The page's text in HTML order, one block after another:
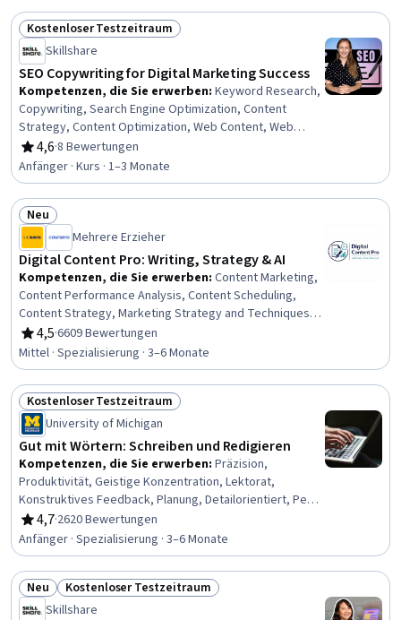
Brand Awareness, Artificial Intelligence, Search Engine
Optimization, Machine Learning
Status: Kostenloser Testzeitraum
Kostenloser Testzeitraum
Skillshare
SEO Copywriting for Digital Marketing Success
Kompetenzen, die Sie erwerben: Keyword Research,
Copywriting, Search Engine Optimization, Content
Strategy, Content Optimization, Web Content, Web
Analytics and SEO, Content Development and
Management, Blogs, Content Management, Content
Creation, Writing and Editing, Maintainability, Writing,
Content Marketing, Editing, Driving engagement
4,6
Bewertung, 4,6 von 5 Sternen
·8 Bewertungen
Anfänger · Kurs · 1–3 Monate
Status: Neu
Neu
Mehrere Erzieher
Digital Content Pro: Writing, Strategy & AI
Kompetenzen, die Sie erwerben: Content Marketing,
Content Performance Analysis, Content Scheduling,
Content Strategy, Marketing Strategy and Techniques,
Content Development and Management, Campaign
Planning, Social Media Campaigns, Search Engine
Optimization, Social Media Marketing, Large Language
Modeling, Content Optimization, Copywriting, Digital
Marketing Campaigns, ChatGPT, Marketing Analytics,
Competitive Analysis, Generative AI, Relationship
Building, Drive Engagement
4,5
Bewertung, 4,5 von 5 Sternen
·6609 Bewertungen
Mittel · Spezialisierung · 3–6 Monate
Status: Kostenloser Testzeitraum
Kostenloser Testzeitraum
University of Michigan
Gut mit Wörtern: Schreiben und Redigieren
Kompetenzen, die Sie erwerben: Präzision,
Produktivität, Geistige Konzentration, Lektorat,
Konstruktives Feedback, Planung, Detailorientiert, Peer
Review, Bearbeitung von, Schreiben und Redigieren,
Kreativität, Geschichtenerzählen, Überwindung von
Hindernissen, Erstellung von Inhalten, Schreiben,
Fähigkeit, Fristen einzuhalten, Zeitmanagement,
Organisatorische Fähigkeiten, Einfallsreichtum,
Brainstorming
4,7
Bewertung, 4,7 von 5 Sternen
·2620 Bewertungen
Anfänger · Spezialisierung · 3–6 Monate
Status: Neu
Neu Status: Kostenloser Testzeitraum
Kostenloser Testzeitraum
Skillshare